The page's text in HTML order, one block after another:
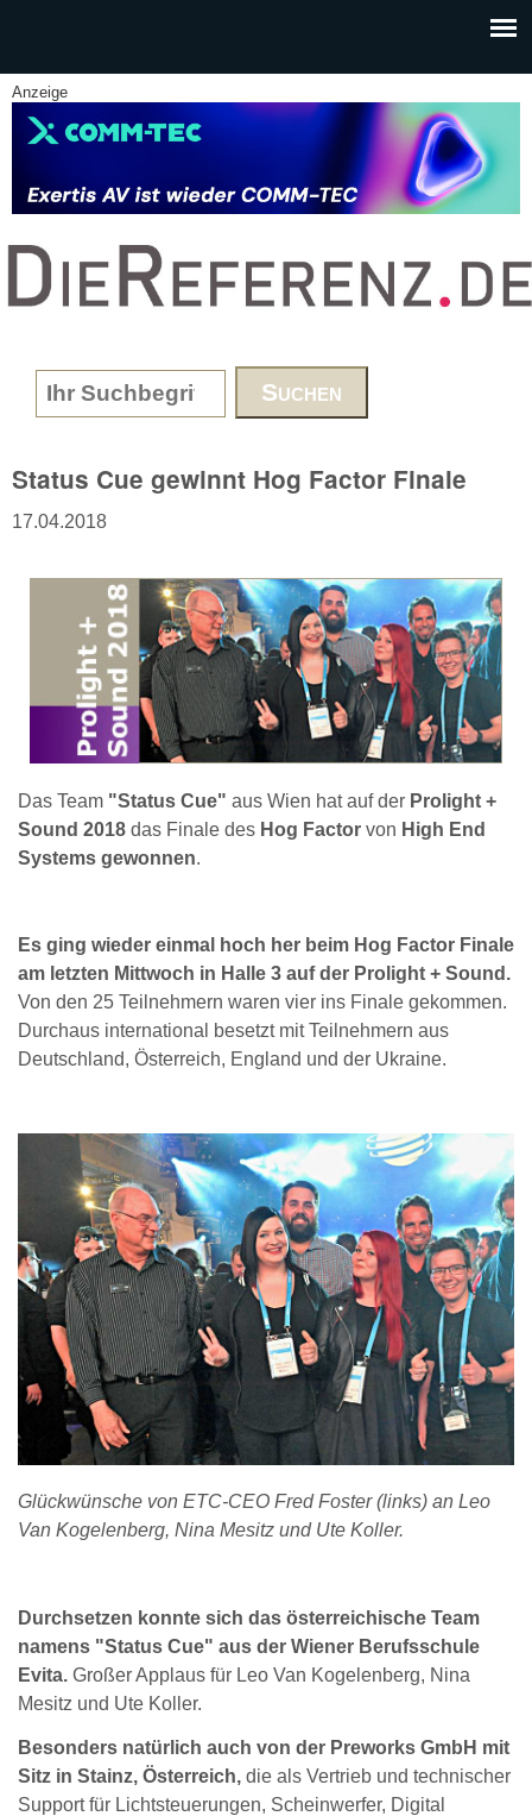
Anzeige
www.DieReferenz.de
Search form
Status Cue gewinnt Hog Factor Finale
17.04.2018
Das Team "Status Cue" aus Wien hat auf der Prolight +
Sound 2018 das Finale des Hog Factor von High End
Systems gewonnen.
Es ging wieder einmal hoch her beim Hog Factor Finale
am letzten Mittwoch in Halle 3 auf der Prolight + Sound.
Von den 25 Teilnehmern waren vier ins Finale gekommen.
Durchaus international besetzt mit Teilnehmern aus
Deutschland, Österreich, England und der Ukraine.
Glückwünsche von ETC-CEO Fred Foster (links) an Leo
Van Kogelenberg, Nina Mesitz und Ute Koller.
Durchsetzen konnte sich das österreichische Team
namens "Status Cue" aus der Wiener Berufsschule
Evita. Großer Applaus für Leo Van Kogelenberg, Nina
Mesitz und Ute Koller.
Besonders natürlich auch von der Preworks GmbH mit
Sitz in Stainz, Österreich, die als Vertrieb und technischer
Support für Lichtsteuerungen, Scheinwerfer, Digital